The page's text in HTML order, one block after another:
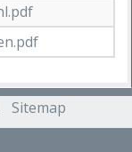
Sitemap